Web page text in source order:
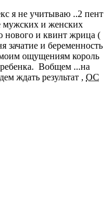
я не учитываю ..2 пент
мужских и женских
нового и квинт жрица (
зачатие и беременность
ощущениям король
Вобщем ...на
ждать результат , ОС